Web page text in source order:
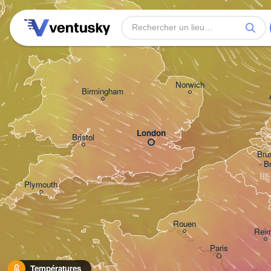
Températures
London
Birmingham
Leeds
Plymouth
Bristol
Brest
-
Norwich
Rouen
Paris